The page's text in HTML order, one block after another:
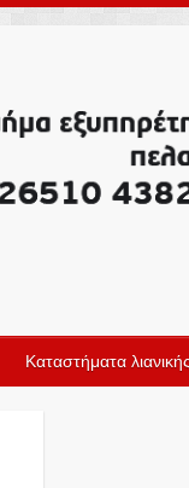
Καταστήματα λιανικής